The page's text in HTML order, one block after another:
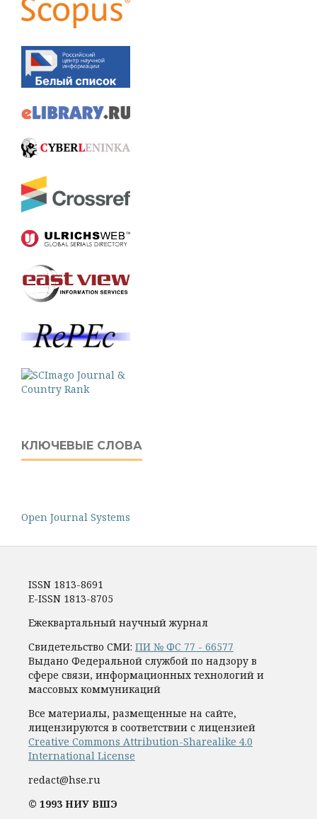
КЛЮЧЕВЫЕ СЛОВА
Open Journal Systems
ISSN 1813-8691
E-ISSN 1813-8705
Ежеквартальный научный журнал
Свидетельство СМИ: ПИ № ФС 77 - 66577
Выдано Федеральной службой по надзору в
сфере связи, информационных технологий и
массовых коммуникаций
Все материалы, размещенные на сайте,
лицензируются в соответствии с лицензией
Creative Commons Attribution-Sharealike 4.0
International License
redact@hse.ru
© 1993 НИУ ВШЭ